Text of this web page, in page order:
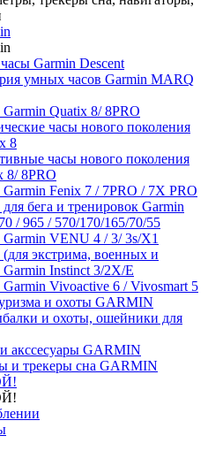
Garmin Descent
умных часов Garmin MARQ
Quatix 8/ 8PRO
часы нового поколения
8
часы нового поколения
8/ 8PRO
Fenix 7 / 7PRO / 7X PRO
бега и тренировок Garmin
/ 965 / 570/170/165/70/55
VENU 4 / 3/ 3s/X1
экстрима, военных и
Instinct 3/2X/E
Vivoactive 6 / Vivosmart 5
и охоты GARMIN
и охоты, ошейники для
акссесуары GARMIN
и трекеры сна GARMIN